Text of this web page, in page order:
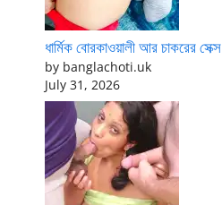
ধার্মিক বোরকাওয়ালী আর চাকরের সেক্স
by banglachoti.uk
July 31, 2026